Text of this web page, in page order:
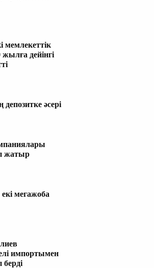
мемлекеттік
дейінгі
әсері
жатыр
мегажоба
импортымен
берді